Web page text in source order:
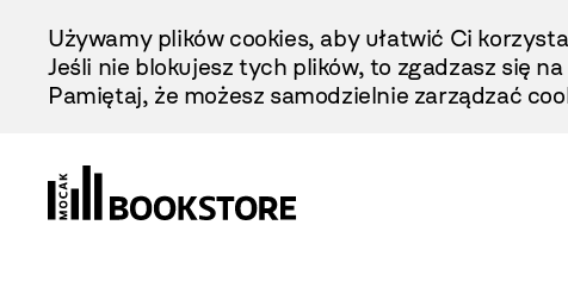
Treści
Używamy plików cookies, aby ułatwić Ci
Jeśli nie blokujesz tych plików, to zgadzasz się
Pamiętaj, że możesz samodzielnie zarządzać